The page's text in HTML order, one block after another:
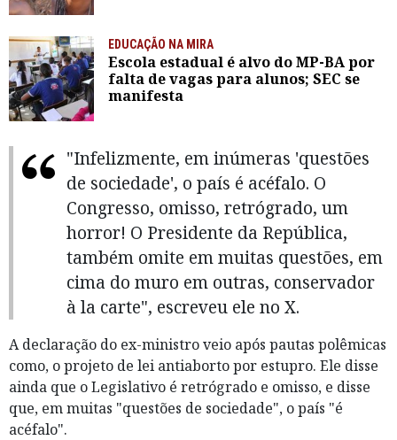
EDUCAÇÃO NA MIRA
Escola estadual é alvo do MP-BA por
falta de vagas para alunos; SEC se
manifesta
"Infelizmente, em inúmeras 'questões
de sociedade', o país é acéfalo. O
Congresso, omisso, retrógrado, um
horror! O Presidente da República,
também omite em muitas questões, em
cima do muro em outras, conservador
à la carte", escreveu ele no X.
A declaração do ex-ministro veio após pautas polêmicas
como, o projeto de lei antiaborto por estupro. Ele disse
ainda que o Legislativo é retrógrado e omisso, e disse
que, em muitas "questões de sociedade", o país "é
acéfalo".